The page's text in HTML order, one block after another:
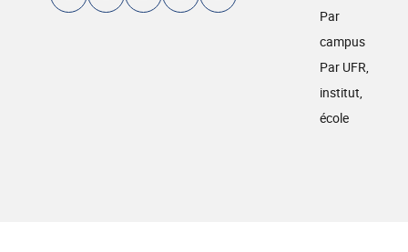
Par
campus
Par UFR,
institut,
école